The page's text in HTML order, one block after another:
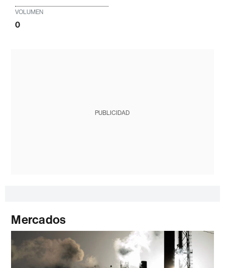
VOLUMEN
0
PUBLICIDAD
Mercados